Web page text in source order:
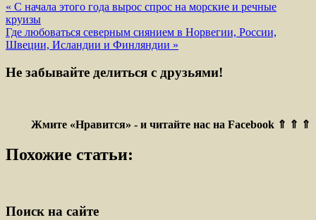
« С начала этого года вырос спрос на морские и речные
круизы
Где любоваться северным сиянием в Норвегии, России,
Швеции, Исландии и Финляндии »
Не забывайте делиться с друзьями!
Жмите «Нравится» - и читайте нас на Facebook ⇑ ⇑ ⇑
Похожие статьи:
Поиск на сайте